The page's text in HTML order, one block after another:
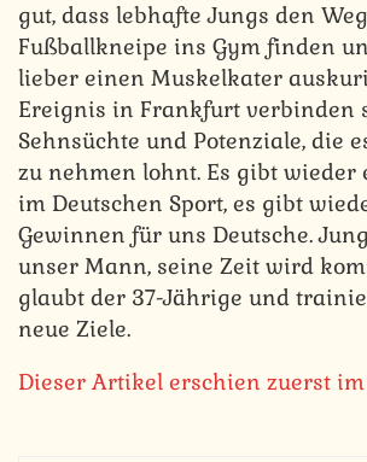
gut, dass lebhafte Jungs den
Fußballkneipe ins Gym finden
lieber einen Muskelkater
Ereignis in Frankfurt verbinden
Sehnsüchte und Potenziale, die
zu nehmen lohnt. Es gibt wieder
im Deutschen Sport, es gibt
Gewinnen für uns Deutsche.
unser Mann, seine Zeit wird
glaubt der 37-Jährige und
neue Ziele.
Dieser Artikel erschien zuerst